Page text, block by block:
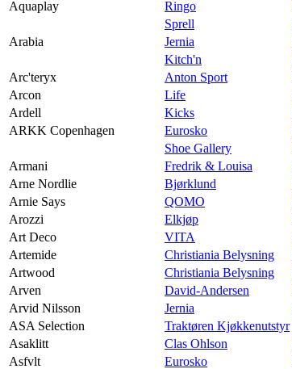
Aquaplay
Ringo
Sprell
Arabia
Jernia
Kitch'n
Arc'teryx
Anton Sport
Arcon
Life
Ardell
Kicks
ARKK Copenhagen
Eurosko
Shoe Gallery
Armani
Fredrik & Louisa
Arne Nordlie
Bjørklund
Arnie Says
QOMO
Arozzi
Elkjøp
Art Deco
VITA
Artemide
Christiania Belysning
Artwood
Christiania Belysning
Arven
David-Andersen
Arvid Nilsson
Jernia
ASA Selection
Traktøren Kjøkkenutstyr
Asaklitt
Clas Ohlson
Asfvlt
Eurosko